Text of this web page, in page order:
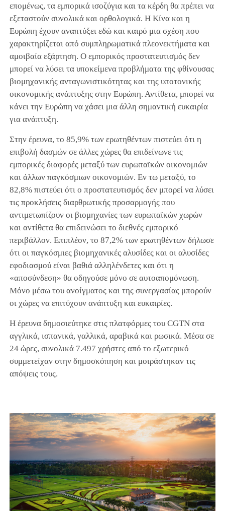
επομένως, τα εμπορικά ισοζύγια και τα κέρδη θα πρέπει να
εξεταστούν συνολικά και ορθολογικά. Η Κίνα και η
Ευρώπη έχουν αναπτύξει εδώ και καιρό μια σχέση που
χαρακτηρίζεται από συμπληρωματικά πλεονεκτήματα και
αμοιβαία εξάρτηση. Ο εμπορικός προστατευτισμός δεν
μπορεί να λύσει τα υποκείμενα προβλήματα της φθίνουσας
βιομηχανικής ανταγωνιστικότητας και της υποτονικής
οικονομικής ανάπτυξης στην Ευρώπη. Αντίθετα, μπορεί να
κάνει την Ευρώπη να χάσει μια άλλη σημαντική ευκαιρία
για ανάπτυξη.
Στην έρευνα, το 85,9% των ερωτηθέντων πιστεύει ότι η
επιβολή δασμών σε άλλες χώρες θα επιδείνωνε τις
εμπορικές διαφορές μεταξύ των ευρωπαϊκών οικονομιών
και άλλων παγκόσμιων οικονομιών. Εν τω μεταξύ, το
82,8% πιστεύει ότι ο προστατευτισμός δεν μπορεί να λύσει
τις προκλήσεις διαρθρωτικής προσαρμογής που
αντιμετωπίζουν οι βιομηχανίες των ευρωπαϊκών χωρών
και αντίθετα θα επιδεινώσει το διεθνές εμπορικό
περιβάλλον. Επιπλέον, το 87,2% των ερωτηθέντων δήλωσε
ότι οι παγκόσμιες βιομηχανικές αλυσίδες και οι αλυσίδες
εφοδιασμού είναι βαθιά αλληλένδετες και ότι η
«αποσύνδεση» θα οδηγούσε μόνο σε αυτοαπομόνωση.
Μόνο μέσω του ανοίγματος και της συνεργασίας μπορούν
οι χώρες να επιτύχουν ανάπτυξη και ευκαιρίες.
Η έρευνα δημοσιεύτηκε στις πλατφόρμες του CGTN στα
αγγλικά, ισπανικά, γαλλικά, αραβικά και ρωσικά. Μέσα σε
24 ώρες, συνολικά 7.497 χρήστες από το εξωτερικό
συμμετείχαν στην δημοσκόπηση και μοιράστηκαν τις
απόψεις τους.